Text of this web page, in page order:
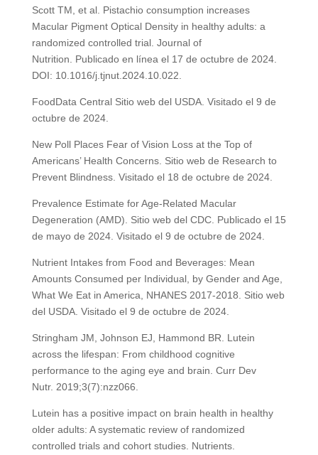
Scott TM, et al. Pistachio consumption increases
Macular Pigment Optical Density in healthy adults: a
randomized controlled trial. Journal of
Nutrition. Publicado en línea el 17 de octubre de 2024.
DOI: 10.1016/j.tjnut.2024.10.022.
FoodData Central Sitio web del USDA. Visitado el 9 de
octubre de 2024.
New Poll Places Fear of Vision Loss at the Top of
Americans’ Health Concerns. Sitio web de Research to
Prevent Blindness. Visitado el 18 de octubre de 2024.
Prevalence Estimate for Age-Related Macular
Degeneration (AMD). Sitio web del CDC. Publicado el 15
de mayo de 2024. Visitado el 9 de octubre de 2024.
Nutrient Intakes from Food and Beverages: Mean
Amounts Consumed per Individual, by Gender and Age,
What We Eat in America, NHANES 2017-2018. Sitio web
del USDA. Visitado el 9 de octubre de 2024.
Stringham JM, Johnson EJ, Hammond BR. Lutein
across the lifespan: From childhood cognitive
performance to the aging eye and brain. Curr Dev
Nutr. 2019;3(7):nzz066.
Lutein has a positive impact on brain health in healthy
older adults: A systematic review of randomized
controlled trials and cohort studies. Nutrients.